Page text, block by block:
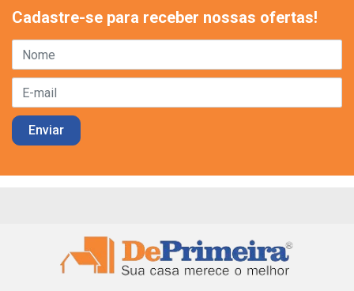
Cadastre-se para receber nossas ofertas!